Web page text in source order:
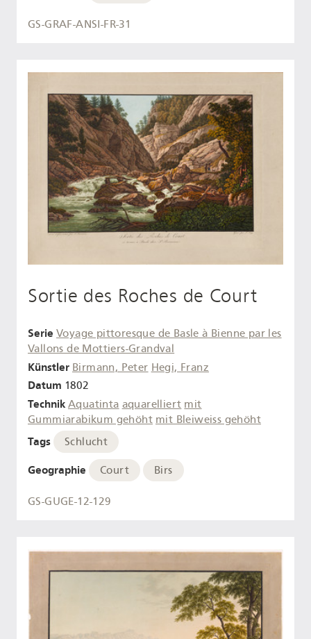
GS-GRAF-ANSI-FR-31
Sortie des Roches de Court
Serie Voyage pittoresque de Basle à Bienne par les
Vallons de Mottiers-Grandval
Künstler Birmann, Peter Hegi, Franz
Datum 1802
Technik Aquatinta aquarelliert mit
Gummiarabikum gehöht mit Bleiweiss gehöht
Tags Schlucht
Geographie Court Birs
GS-GUGE-12-129